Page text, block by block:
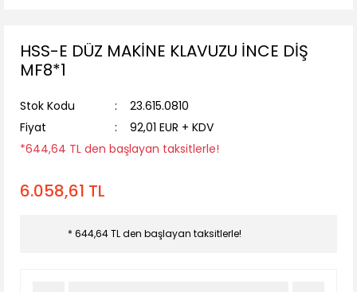
HSS-E DÜZ MAKİNE KLAVUZU İNCE DİŞ
MF8*1
Stok Kodu
23.615.0810
Fiyat
92,01 EUR + KDV
*644,64 TL den başlayan taksitlerle!
6.058,61 TL
* 644,64 TL den başlayan taksitlerle!